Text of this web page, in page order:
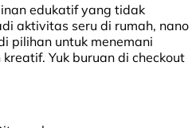
edukatif yang tidak
aktivitas seru di rumah, nano
pilihan untuk menemani
Yuk buruan di checkout